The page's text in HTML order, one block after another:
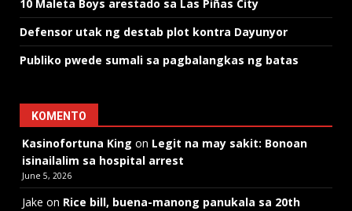
10 Maleta Boys arestado sa Las Piñas City
Defensor utak ng destab plot kontra Dayunyor
Publiko pwede sumali sa pagbalangkas ng batas
KOMENTO
Kasinofortuna King on Legit na may sakit: Bonoan
isinailalim sa hospital arrest
June 5, 2026
Jake on Rice bill, buena-manong panukala sa 20th